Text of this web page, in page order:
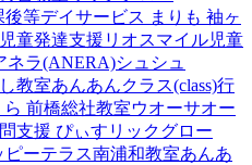
後等デイサービス まりも 袖ヶ
童発達支援 リオスマイル児童
ネラ(ANERA)シュシュ
教室あんあんクラス(class)行
前橋総社教室ウオーサオー
支援 ぴぃす リックグロー
ピーテラス南浦和教室あんあ